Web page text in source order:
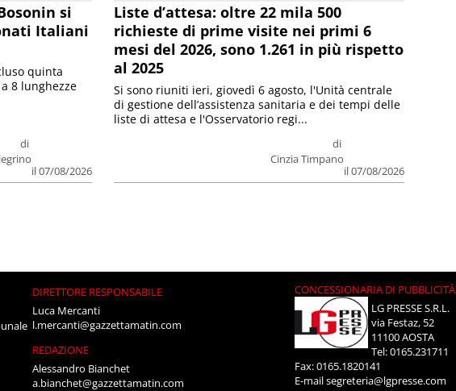
si
Italiani
di
il 07/08/2026
quinta
8 lunghezze
Liste d’attesa: oltre 22 mila 500
richieste di prime visite nei primi 6
mesi del 2026, sono 1.261 in più rispetto
al 2025
di
Cinzia Timpano
il 07/08/2026
Si sono riuniti ieri, giovedì 6 agosto, l'Unità centrale
di gestione dell’assistenza sanitaria e dei tempi delle
liste di attesa e l'Osservatorio regi...
DIRETTORE RESPONSABILE
Luca Mercanti
l.mercanti@gazzettamatin.com
REDAZIONE
Alessandro Bianchet
a.bianchet@gazzettamatin.com
CONCESSIONARIA DI PUBBLICITÀ
LG PRESSE S.R.L.
via Festaz, 52
11100 AOSTA
Tel: 0165.231711
Fax: 0165.1820141
E-mailsegreteria@lgpresse.com